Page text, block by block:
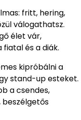
fritt, hering,
válogathatsz.
élet vár,
fiatal és a diák.
kipróbálni a
stand-up esteket.
a csendes,
beszélgetős